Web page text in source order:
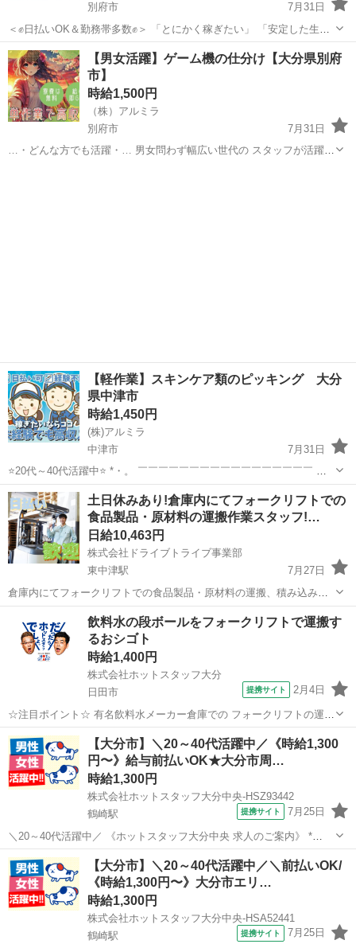
別府市
7月31日
＜✊日払いOK＆勤務帯多数✊＞ 「とにかく稼ぎたい」 「安定した生活
を送りたい」 そんな方にオススメ✨ 日払いOKだから すぐにお給料を
受け取ることができます。 寮や支援...
大分 別府市 倉庫 時給
【男女活躍】ゲーム機の仕分け【大分県別府
市】
時給1,500円
（株）アルミラ
別府市
7月31日
…・どんな方でも活躍・… 男女問わず幅広い世代の スタッフが活躍
【軽作業】スキンケア類のピッキング 大分
県中津市
時給1,450円
(株)アルミラ
中津市
7月31日
⭐20代～40代活躍中⭐ *・。 ￣￣￣￣￣￣￣￣￣￣￣￣￣￣￣￣￣ 経
験ゼロの方でも 変わらず高時給からのスタートで しっかり稼げる環境
♪ 頑張りを必ず 評価してくれる職場なので 努力次第で時給はUP！...
大分 中津市 倉庫 時給
土日休みあり!倉庫内にてフォークリフトでの
食品製品・原材料の運搬作業スタッフ!…
日給10,463円
株式会社ドライブトライブ事業部
東中津駅
7月27日
倉庫内にてフォークリフトでの食品製品・原材料の運搬、積み込み、
荷降ろし作業スタッフ 取扱商品・・・食品 作業比率・・・フォークリ
フト5割：作業5割 作業場所・・・倉庫内 勤務時間・・・8:15〜17:00
平均年齢...
東中津駅 スタッフ
飲料水の段ボールをフォークリフトで運搬す
るおシゴト
時給1,400円
株式会社ホットスタッフ大分
日田市
提携サイト 2月4日
☆注目ポイント☆ 有名飲料水メーカー倉庫での フォークリフトの運搬
作業のお仕事がでました！ 飲料水容器を入れる空段ボールパレットを
フォークリフトで移動作業や 完成した飲料水が入った段ボールをトラ
ックに積み込み作業をお任せ...
大分 日田市 倉庫
【大分市】＼20～40代活躍中／《時給1,300
円〜》給与前払いOK★大分市周…
時給1,300円
株式会社ホットスタッフ大分中央-HSZ93442
鶴崎駅
提携サイト 7月25日
＼20～40代活躍中／ 《ホットスタッフ大分中央 求人のご案内》 *
—————おすすめPOINT—————* ◆高時給1,300円以上 ◆未経験
歓迎・無資格歓迎 ◆土日祝休み&残業なし ◆フラットで働きやすい職
場 ◆夏場も...
大分 大分市 鶴崎駅
【大分市】＼20～40代活躍中／＼前払いOK/
《時給1,300円〜》大分市エリ…
時給1,300円
株式会社ホットスタッフ大分中央-HSA52441
鶴崎駅
提携サイト 7月25日